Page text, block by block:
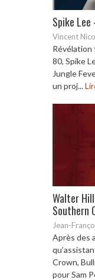
Spike
Vincent
Révélation
80, Spike
Jungle
un proj...
Walter
Southern
Jean-
Après des
Crown,
pour Sam